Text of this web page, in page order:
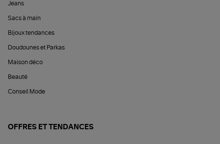
Jeans
Sacs à main
Bijoux tendances
Doudounes et Parkas
Maison déco
Beauté
Conseil Mode
OFFRES ET TENDANCES